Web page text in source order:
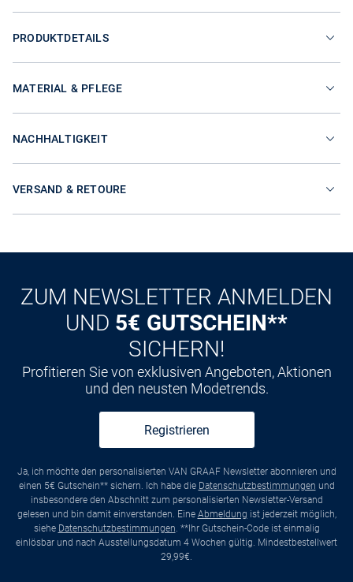
PRODUKTDETAILS
MATERIAL & PFLEGE
NACHHALTIGKEIT
VERSAND & RETOURE
ZUM NEWSLETTER ANMELDEN
UND 5€ GUTSCHEIN**
SICHERN!
Profitieren Sie von exklusiven Angeboten, Aktionen
und den neusten Modetrends.
Registrieren
Ja, ich möchte den personalisierten VAN GRAAF Newsletter abonnieren und
einen 5€ Gutschein** sichern. Ich habe die Datenschutzbestimmungen und
insbesondere den Abschnitt zum personalisierten Newsletter-Versand
gelesen und bin damit einverstanden. Eine Abmeldung ist jederzeit möglich,
siehe Datenschutzbestimmungen. **Ihr Gutschein-Code ist einmalig
einlösbar und nach Ausstellungsdatum 4 Wochen gültig. Mindestbestellwert
29,99€.